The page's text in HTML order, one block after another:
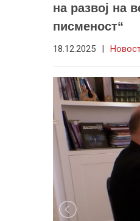
на развој на
писменост“
18.12.2025 |